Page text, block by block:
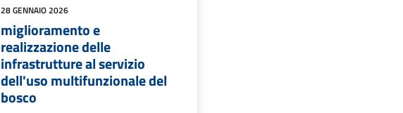
28 GENNAIO 2026
miglioramento e
realizzazione delle
infrastrutture al servizio
dell'uso multifunzionale del
bosco